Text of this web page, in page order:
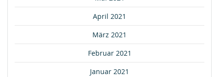
April 2021
März 2021
Februar 2021
Januar 2021